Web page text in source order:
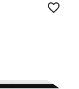
favorite_border